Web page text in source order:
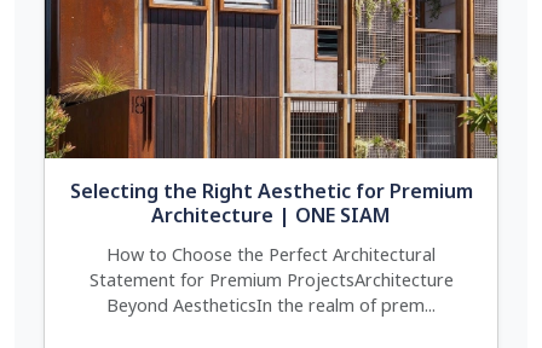
Selecting the Right Aesthetic for Premium
Architecture | ONE SIAM
How to Choose the Perfect Architectural
Statement for Premium ProjectsArchitecture
Beyond AestheticsIn the realm of prem...